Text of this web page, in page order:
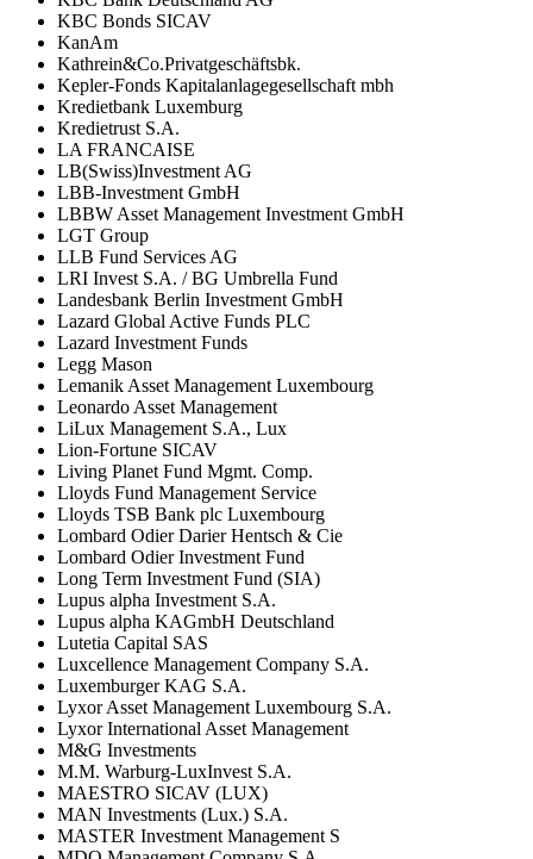
KBC Bonds SICAV
KanAm
Kathrein&Co.Privatgeschäftsbk.
Kepler-Fonds Kapitalanlagegesellschaft mbh
Kredietbank Luxemburg
Kredietrust S.A.
LA FRANCAISE
LB(Swiss)Investment AG
LBB-Investment GmbH
LBBW Asset Management Investment GmbH
LGT Group
LLB Fund Services AG
LRI Invest S.A. / BG Umbrella Fund
Landesbank Berlin Investment GmbH
Lazard Global Active Funds PLC
Lazard Investment Funds
Legg Mason
Lemanik Asset Management Luxembourg
Leonardo Asset Management
LiLux Management S.A., Lux
Lion-Fortune SICAV
Living Planet Fund Mgmt. Comp.
Lloyds Fund Management Service
Lloyds TSB Bank plc Luxembourg
Lombard Odier Darier Hentsch & Cie
Lombard Odier Investment Fund
Long Term Investment Fund (SIA)
Lupus alpha Investment S.A.
Lupus alpha KAGmbH Deutschland
Lutetia Capital SAS
Luxcellence Management Company S.A.
Luxemburger KAG S.A.
Lyxor Asset Management Luxembourg S.A.
Lyxor International Asset Management
M&G Investments
M.M. Warburg-LuxInvest S.A.
MAESTRO SICAV (LUX)
MAN Investments (Lux.) S.A.
MASTER Investment Management S